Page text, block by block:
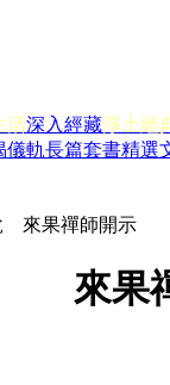
活深入經藏淨土經
儀軌長篇套書精選
來果禪師開示
來果